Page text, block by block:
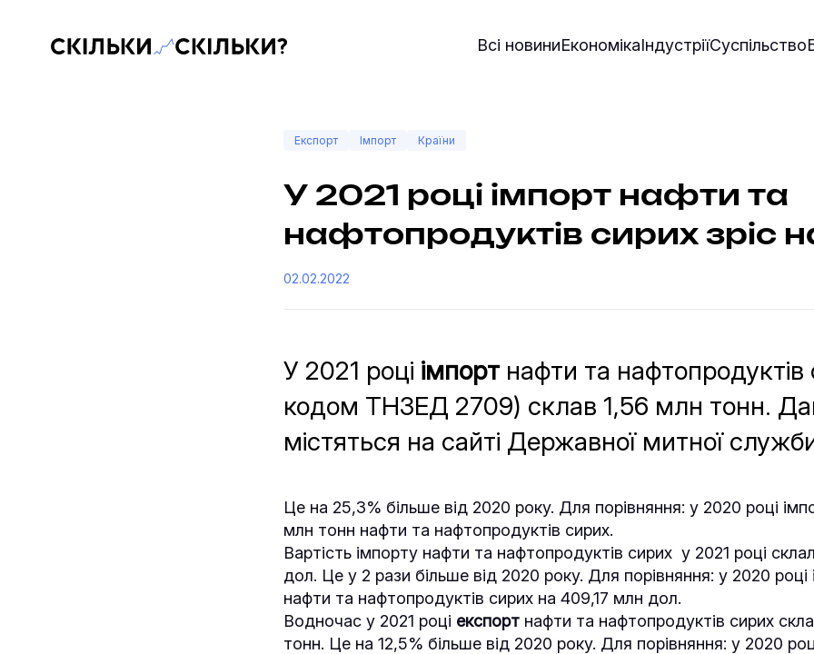
Скільки-скільки? — Медіа про суспільні дані Всі новиниЕкономікаІндустріїСуспільство
Експорт Імпорт Країни
У 2021 році імпорт нафти та
нафтопродуктів сирих зріс
02.02.2022
У 2021 році імпортнафти та нафтопродуктів
кодом ТНЗЕД 2709) склав 1,56 млн тонн.
містяться на сайті Державної митної
Це на 25,3% більше від 2020 року. Для порівняння: у 2020 році
млн тонн нафти та нафтопродуктів сирих.
Вартість імпорту нафти та нафтопродуктів сирих у 2021 році
дол. Це у 2 рази більше від 2020 року. Для порівняння: у 2020 році
нафти та нафтопродуктів сирих на 409,17 млн дол.
Водночас у 2021 році експорт нафти та нафтопродуктів сирих
тонн. Це на 12,5% більше від 2020 року. Для порівняння: у 2020